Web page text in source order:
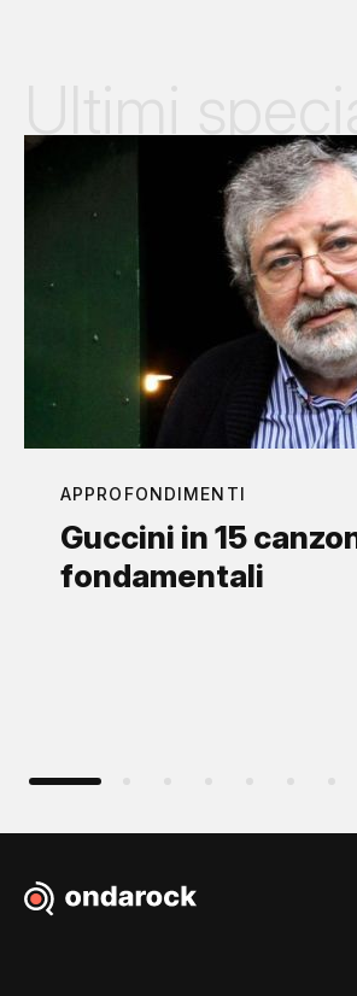
APPROFONDIMENTI
Guccini in 15
fondamentali